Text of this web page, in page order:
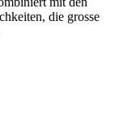
die grosse